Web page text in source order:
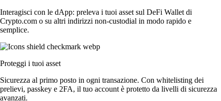
Interagisci con le dApp: preleva i tuoi asset sul DeFi Wallet di
Crypto.com o su altri indirizzi non-custodial in modo rapido e
semplice.
Proteggi i tuoi asset
Sicurezza al primo posto in ogni transazione. Con whitelisting dei
prelievi, passkey e 2FA, il tuo account è protetto da livelli di sicurezza
avanzati.